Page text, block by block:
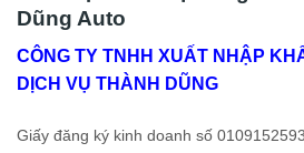
Dũng Auto
CÔNG TY TNHH XUẤT NHẬP
DỊCH VỤ THÀNH DŨNG
Giấy đăng ký kinh doanh số